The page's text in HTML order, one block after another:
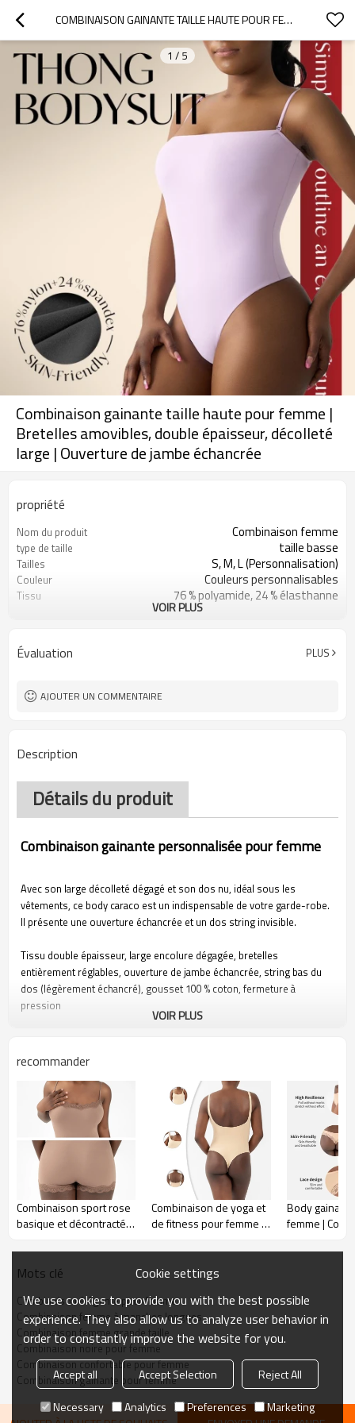
COMBINAISON GAINANTE TAILLE HAUTE POUR FEMME | BRETELLES AMOVIBLES, DOUBLE ÉPAISSEUR, DÉCOLLETÉ LARGE | OUVERTURE DE JAMBE ÉCHANCRÉE
1 / 5
Combinaison gainante taille haute pour femme |
Bretelles amovibles, double épaisseur, décolleté
large | Ouverture de jambe échancrée
propriété
Nom du produit Combinaison femme
type de taille taille basse
Tailles S, M, L (Personnalisation)
Couleur Couleurs personnalisables
Tissu 76 % polyamide, 24 % élasthanne
Quantité minimale de
commande
VOIR PLUS
Évaluation PLUS
AJOUTER UN COMMENTAIRE
Description
Détails du produit
Combinaison gainante personnalisée pour femme
Avec son large décolleté dégagé et son dos nu, idéal sous les
vêtements, ce body caraco est un indispensable de votre garde-robe.
Il présente une ouverture échancrée et un dos string invisible.
Tissu double épaisseur, large encolure dégagée, bretelles
entièrement réglables, ouverture de jambe échancrée, string bas du
dos (légèrement échancré), gousset 100 % coton, fermeture à
pression
basse température, ne pas nettoyer à sec
VOIR PLUS
recommander
Combinaison sport rose
basique et décontractée
de dentelle | Tenue de
yoga gainante pour
Combinaison de yoga et
de fitness pour femme |
une pièce gainante |
Body string sculptant
Body gainant
femme | Col
cuisse avec
Mots clé
Combinaison élégante pour femme
Combinaison femme à manches longues
Combinaison femme grande taille
Combinaison noire pour femme
Combinaison confortable pour femme
Combinaison gainante pour femme
Cookie settings
We use cookies to provide you with the best possible
experience. They also allow us to analyze user behavior in
order to constantly improve the website for you.
Accept all Accept Selection
Reject All
Necessary
Analytics Preferences Marketing